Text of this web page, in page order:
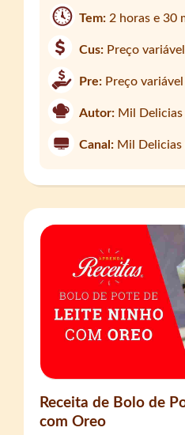
Tem: 2 horas e 30
Cus: Preço variável
Pre: Preço variável
Autor: Mil Delicias
Canal: Mil Delicias
Receita de Bolo de
com Oreo